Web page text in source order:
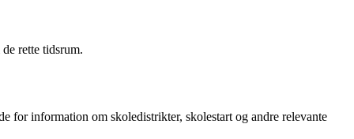
rette tidsrum.
for information om skoledistrikter, skolestart og andre relevante